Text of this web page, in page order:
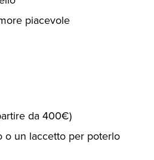
piacevole
da 400€)
o un laccetto per poterlo